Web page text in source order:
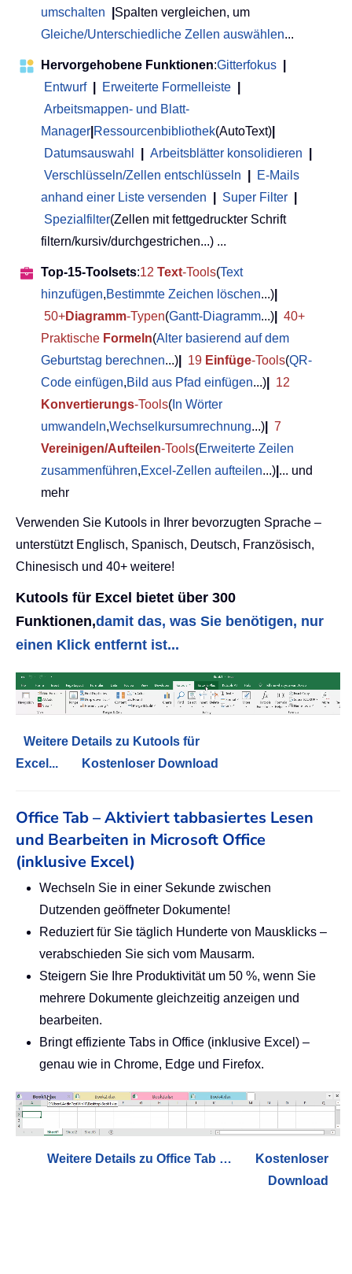
umschalten
Spalten vergleichen, um
Gleiche/Unterschiedliche Zellen auswählen...
Hervorgehobene Funktionen:Gitterfokus
Entwurf
Erweiterte Formelleiste
Arbeitsmappen- und Blatt-
Manager Ressourcenbibliothek(AutoText)
Datumsauswahl
Arbeitsblätter konsolidieren
Verschlüsseln/Zellen entschlüsseln
E-Mails
anhand einer Liste versenden
Super Filter
Spezialfilter(Zellen mit fettgedruckter Schrift
filtern/kursiv/durchgestrichen...) ...
Top-15-Toolsets:12 Text-Tools(Text
hinzufügen,Bestimmte Zeichen löschen...)
50+Diagramm-Typen(Gantt-Diagramm...)
40+
Praktische Formeln(Alter basierend auf dem
Geburtstag berechnen...) 19 Einfüge-Tools(QR-
Code einfügen,Bild aus Pfad einfügen...)
12
Konvertierungs-Tools( In Wörter
umwandeln,Wechselkursumrechnung...)
7
Vereinigen/Aufteilen-Tools(Erweiterte Zeilen
zusammenführen,Excel-Zellen aufteilen...) ... und
mehr
Verwenden Sie Kutools in Ihrer bevorzugten Sprache –
unterstützt Englisch, Spanisch, Deutsch, Französisch,
Chinesisch und 40+ weitere!
Kutools für Excel bietet über 300
Funktionen,damit das, was Sie benötigen, nur
einen Klick entfernt ist...
Weitere Details zu Kutools für
Excel...
Kostenloser Download
Office Tab – Aktiviert tabbasiertes Lesen
und Bearbeiten in Microsoft Office
(inklusive Excel)
Wechseln Sie in einer Sekunde zwischen
Dutzenden geöffneter Dokumente!
Reduziert für Sie täglich Hunderte von Mausklicks –
verabschieden Sie sich vom Mausarm.
Steigern Sie Ihre Produktivität um 50 %, wenn Sie
mehrere Dokumente gleichzeitig anzeigen und
bearbeiten.
Bringt effiziente Tabs in Office (inklusive Excel) –
genau wie in Chrome, Edge und Firefox.
Weitere Details zu Office Tab …
Kostenloser
Download